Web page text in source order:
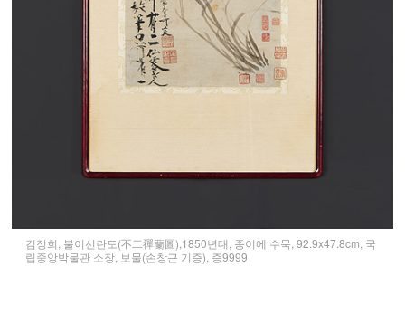
김정희, 불이선란도(不二禪蘭圖),1850년대, 종이에 수묵, 92.9x47.8cm, 국
립중앙박물관 소장, 보물(손창근 기증), 증9999